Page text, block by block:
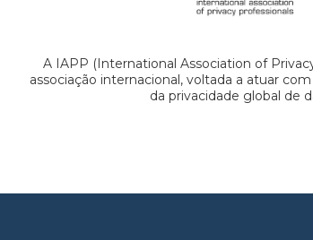
A IAPP (International Association of
associação internacional, voltada a atuar
da privacidade global de